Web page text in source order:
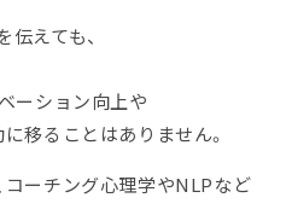
えても、
ーション向上や
移ることはありません。
コーチング心理学やNLPなど